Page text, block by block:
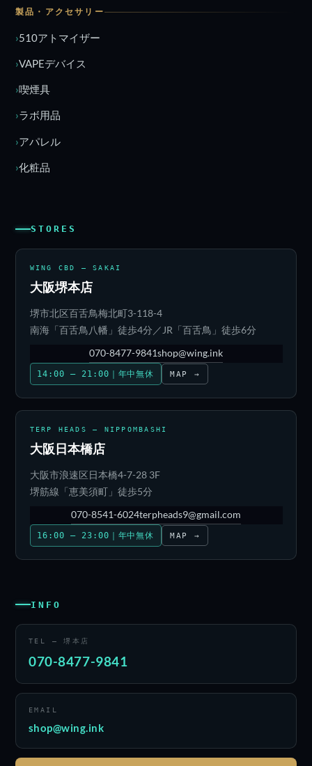
製品・アクセサリー
510アトマイザー
VAPEデバイス
喫煙具
ラボ用品
アパレル
化粧品
STORES
WING CBD — SAKAI
大阪堺本店
堺市北区百舌鳥梅北町3-118-4
南海「百舌鳥八幡」徒歩4分／JR「百舌鳥」徒歩6分
070-8477-9841shop@wing.ink
14:00 – 21:00｜年中無休 MAP →
TERP HEADS — NIPPOMBASHI
大阪日本橋店
大阪市浪速区日本橋4-7-28 3F
堺筋線「恵美須町」徒歩5分
070-8541-6024terpheads9@gmail.com
16:00 – 23:00｜年中無休 MAP →
INFO
TEL — 堺本店
070-8477-9841
EMAIL
shop@wing.ink